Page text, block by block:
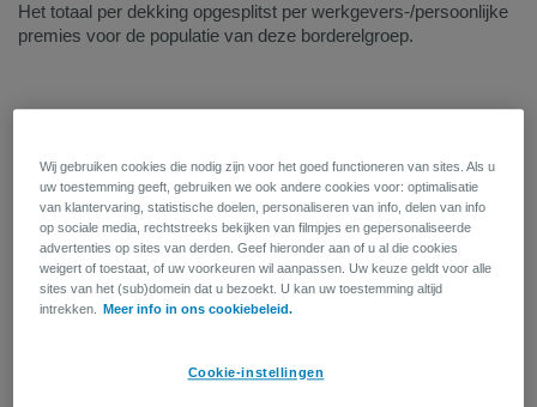
Het totaal per dekking opgesplitst per werkgevers-/persoonlijke
premies voor de populatie van deze borderelgroep.
Wij gebruiken cookies die nodig zijn voor het goed functioneren van sites. Als u
uw toestemming geeft, gebruiken we ook andere cookies voor: optimalisatie
van klantervaring, statistische doelen, personaliseren van info, delen van info
op sociale media, rechtstreeks bekijken van filmpjes en gepersonaliseerde
advertenties op sites van derden. Geef hieronder aan of u al die cookies
weigert of toestaat, of uw voorkeuren wil aanpassen. Uw keuze geldt voor alle
sites van het (sub)domein dat u bezoekt. U kan uw toestemming altijd
intrekken. Meer info in ons cookiebeleid.
Cookie-instellingen